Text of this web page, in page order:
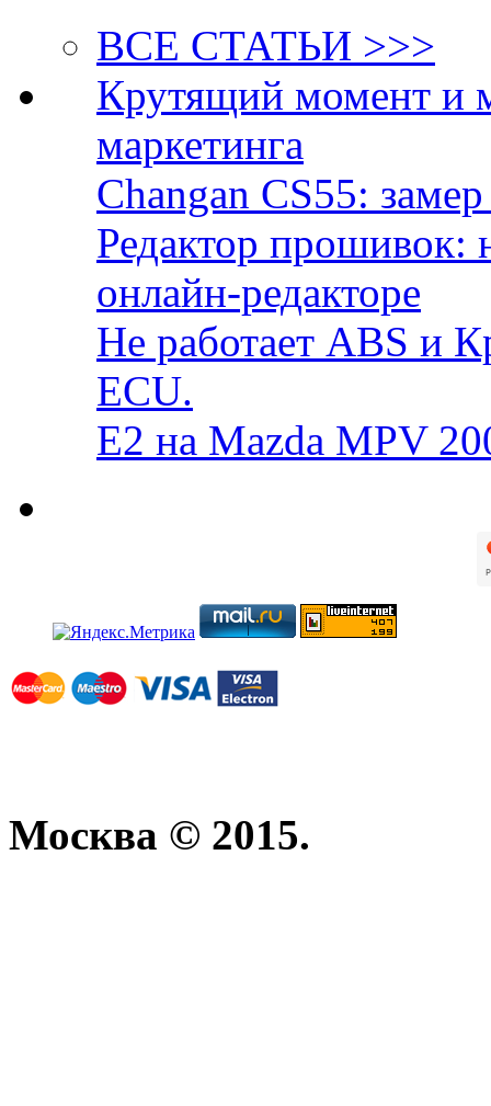
ВСЕ СТАТЬИ >>>
Крутящий момент и
маркетинга
Changan CS55:
Редактор прошивок:
онлайн-редакторе
Не работает ABS и
ECU.
E2 на Mazda MPV
Москва © 2015.